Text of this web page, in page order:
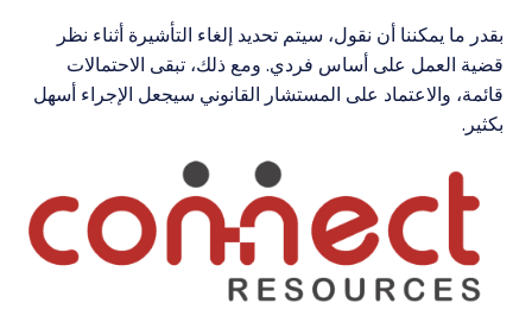
بقدر ما يمكننا أن نقول، سيتم تحديد إلغاء التأشيرة أثناء نظر
قضية العمل على أساس فردي. ومع ذلك، تبقى الاحتمالات
قائمة، والاعتماد على المستشار القانوني سيجعل الإجراء أسهل
بكثير.